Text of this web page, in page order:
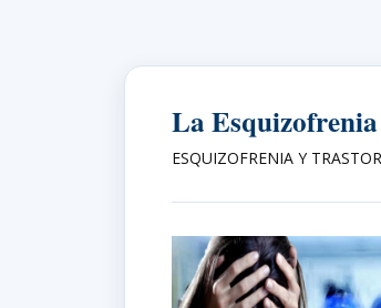
La Esquizofrenia
ESQUIZOFRENIA Y